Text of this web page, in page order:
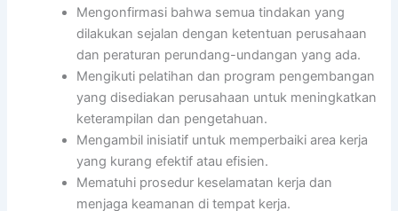
Mengonfirmasi bahwa semua tindakan yang
dilakukan sejalan dengan ketentuan perusahaan
dan peraturan perundang-undangan yang ada.
Mengikuti pelatihan dan program pengembangan
yang disediakan perusahaan untuk meningkatkan
keterampilan dan pengetahuan.
Mengambil inisiatif untuk memperbaiki area kerja
yang kurang efektif atau efisien.
Mematuhi prosedur keselamatan kerja dan
menjaga keamanan di tempat kerja.